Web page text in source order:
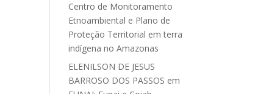
Centro de Monitoramento
Etnoambiental e Plano de
Proteção Territorial em terra
indígena no Amazonas
ELENILSON DE JESUS
BARROSO DOS PASSOS em